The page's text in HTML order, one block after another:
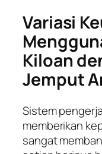
Variasi
Kiloan
Jemput
Sistem
memberikan
sangat